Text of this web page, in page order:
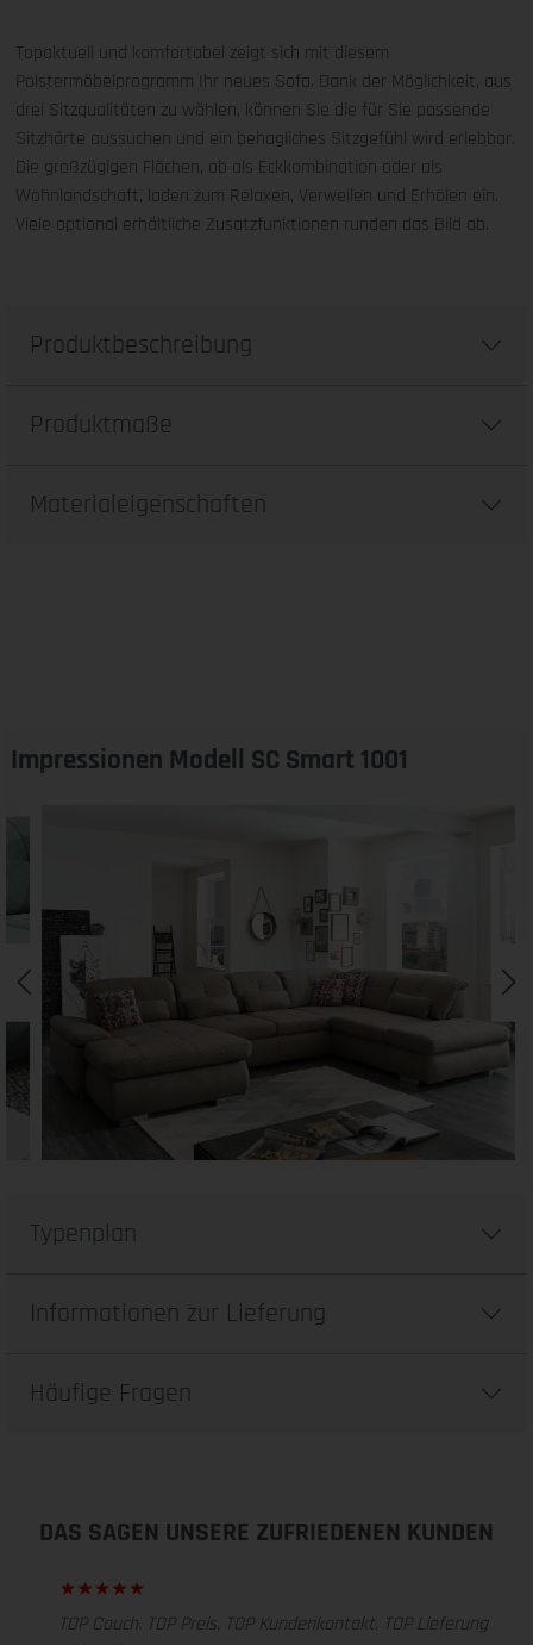
Topaktuell und komfortabel zeigt sich mit diesem
Polstermöbelprogramm Ihr neues Sofa. Dank der Möglichkeit, aus
drei Sitzqualitäten zu wählen, können Sie die für Sie passende
Sitzhärte aussuchen und ein behagliches Sitzgefühl wird erlebbar.
Die großzügigen Flächen, ob als Eckkombination oder als
Wohnlandschaft, laden zum Relaxen, Verweilen und Erholen ein.
Viele optional erhältliche Zusatzfunktionen runden das Bild ab.
Produktbeschreibung
Produktmaße
Materialeigenschaften
Impressionen Modell SC Smart 1001
Typenplan
Informationen zur Lieferung
Häufige Fragen
DAS SAGEN UNSERE ZUFRIEDENEN KUNDEN
TOP Couch. TOP Preis. TOP Kundenkontakt. TOP Lieferung